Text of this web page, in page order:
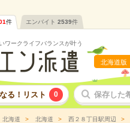
件 エンバイト 2539件
ワークライフバランスが叶う
北海道版
る！リスト 0 保存した
北海道 北海道 西２８丁目駅周辺